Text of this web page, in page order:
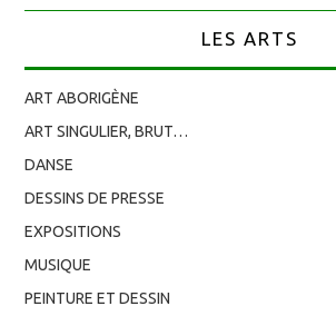
LES ARTS
ART ABORIGÈNE
ART SINGULIER, BRUT…
DANSE
DESSINS DE PRESSE
EXPOSITIONS
MUSIQUE
PEINTURE ET DESSIN